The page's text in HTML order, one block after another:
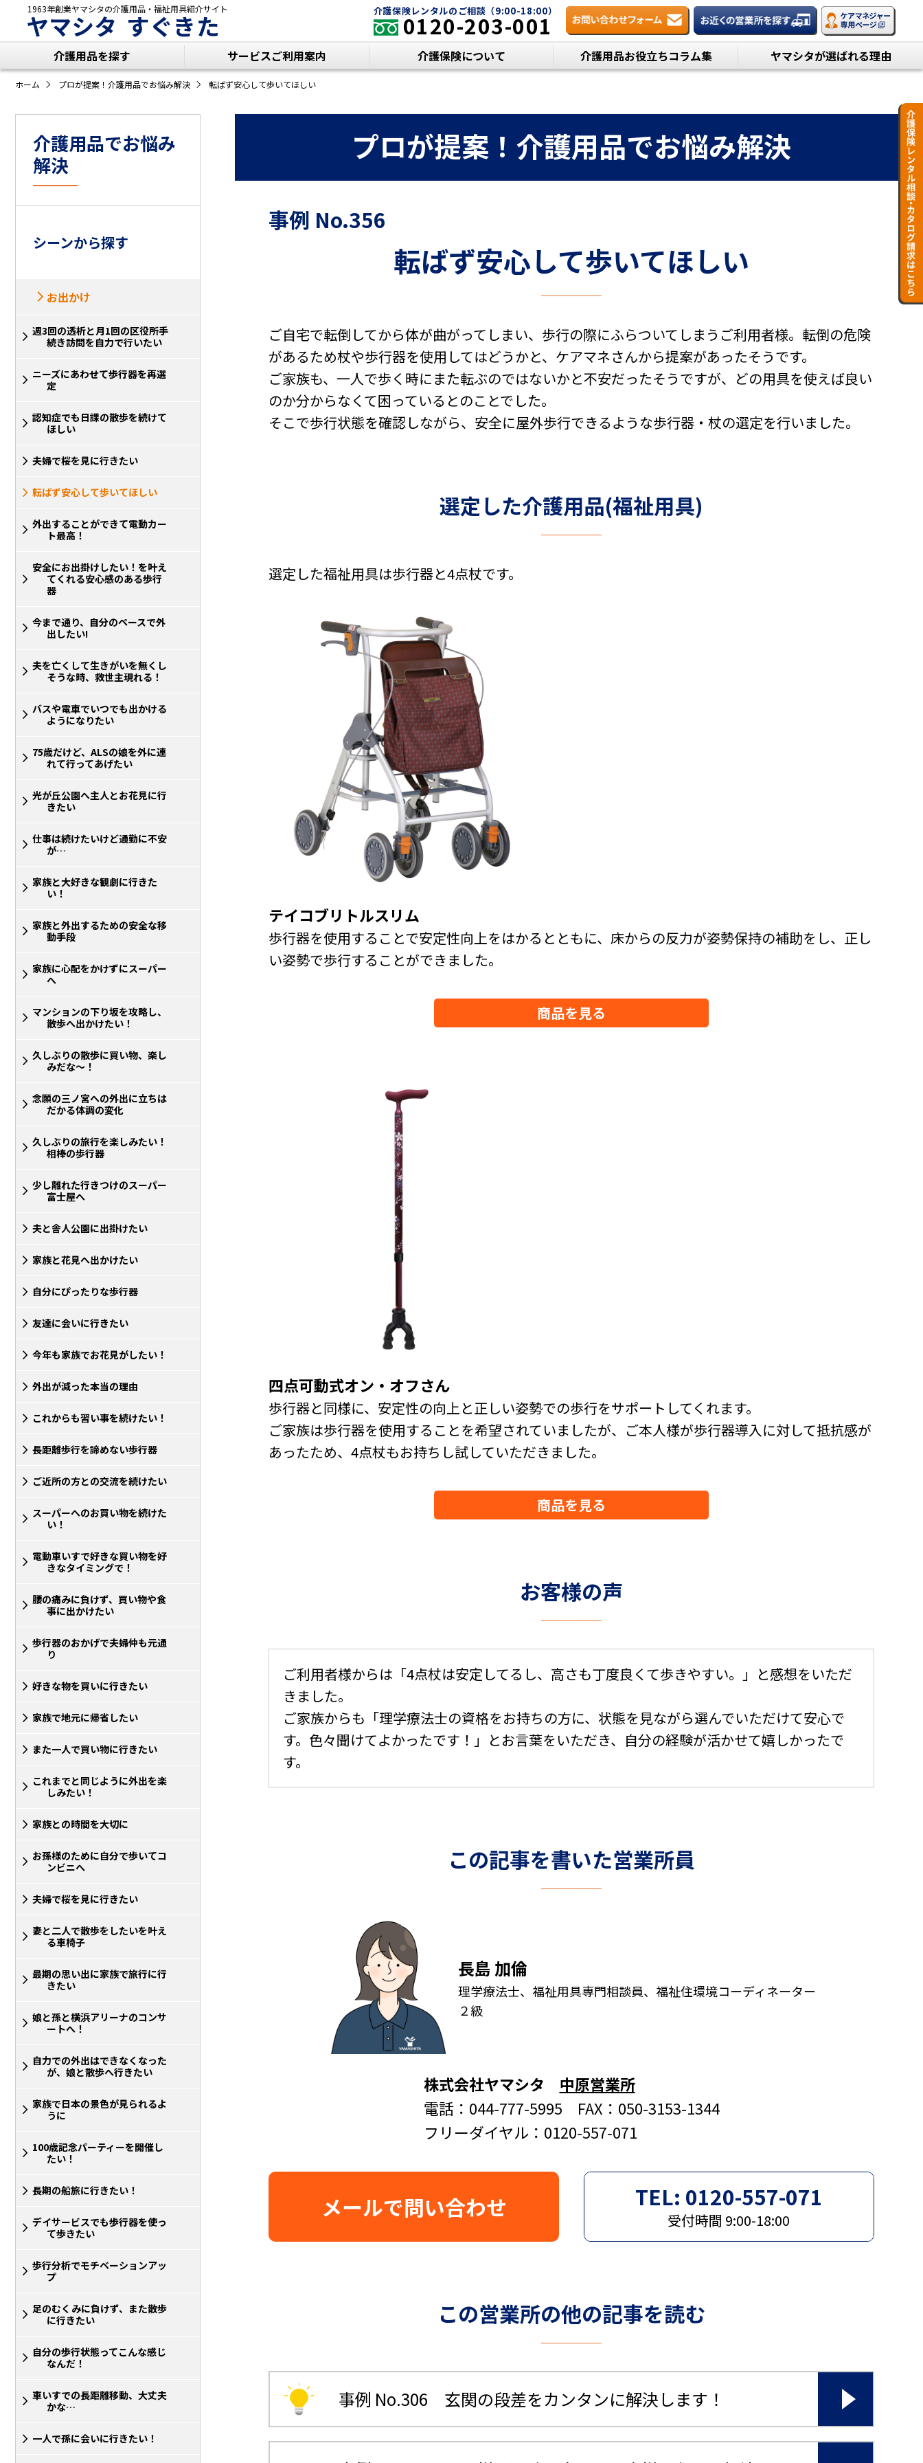
1963年創業ヤマシタの介護用品・福祉用具紹介サイト
ヤマシタ すぐきた 介護保険レンタルのご相談（9:00-18:00）
0120-203-001
介護用品を探す サービスご利用案内 介護保険について 介護用品お役立ちコラム集 ヤマシタが選ばれる理由
ホーム プロが提案！介護用品でお悩み解決 転ばず安心して歩いてほしい
介護用品でお悩み
解決
シーンから探す
お出かけ
週3回の透析と月1回の区役所手
続き訪問を自力で行いたい
ニーズにあわせて歩行器を再選
定
認知症でも日課の散歩を続けて
ほしい
夫婦で桜を見に行きたい
転ばず安心して歩いてほしい
外出することができて電動カー
ト最高！
安全にお出掛けしたい！を叶え
てくれる安心感のある歩行
器
今まで通り、自分のペースで外
出したい!
夫を亡くして生きがいを無くし
そうな時、救世主現れる！
バスや電車でいつでも出かける
ようになりたい
75歳だけど、ALSの娘を外に連
れて行ってあげたい
光が丘公園へ主人とお花見に行
きたい
仕事は続けたいけど通勤に不安
が…
家族と大好きな観劇に行きた
い！
家族と外出するための安全な移
動手段
家族に心配をかけずにスーパー
へ
マンションの下り坂を攻略し、
散歩へ出かけたい！
久しぶりの散歩に買い物、楽し
みだな～！
念願の三ノ宮への外出に立ちは
だかる体調の変化
久しぶりの旅行を楽しみたい！
相棒の歩行器
少し離れた行きつけのスーパー
富士屋へ
夫と舎人公園に出掛けたい
家族と花見へ出かけたい
自分にぴったりな歩行器
友達に会いに行きたい
今年も家族でお花見がしたい！
外出が減った本当の理由
これからも習い事を続けたい！
長距離歩行を諦めない歩行器
ご近所の方との交流を続けたい
スーパーへのお買い物を続けた
い！
電動車いすで好きな買い物を好
きなタイミングで！
腰の痛みに負けず、買い物や食
事に出かけたい
歩行器のおかげで夫婦仲も元通
り
好きな物を買いに行きたい
家族で地元に帰省したい
また一人で買い物に行きたい
これまでと同じように外出を楽
しみたい！
家族との時間を大切に
お孫様のために自分で歩いてコ
ンビニへ
夫婦で桜を見に行きたい
妻と二人で散歩をしたいを叶え
る車椅子
最期の思い出に家族で旅行に行
きたい
娘と孫と横浜アリーナのコンサ
ートへ！
自力での外出はできなくなった
が、娘と散歩へ行きたい
家族で日本の景色が見られるよ
うに
100歳記念パーティーを開催し
たい！
長期の船旅に行きたい！
デイサービスでも歩行器を使っ
て歩きたい
歩行分析でモチベーションアッ
プ
足のむくみに負けず、また散歩
に行きたい
自分の歩行状態ってこんな感じ
なんだ！
車いすでの長距離移動、大丈夫
かな…
一人で孫に会いに行きたい！
プロが提案！ 介護用品でお悩み解決
事例 No.356
転ばず安心して歩いてほしい
ご自宅で転倒してから体が曲がってしまい、歩行の際にふらついてしまうご利用者様。転倒の危険
があるため杖や歩行器を使用してはどうかと、ケアマネさんから提案があったそうです。
ご家族も、一人で歩く時にまた転ぶのではないかと不安だったそうですが、どの用具を使えば良い
のか分からなくて困っているとのことでした。
そこで歩行状態を確認しながら、安全に屋外歩行できるような歩行器・杖の選定を行いました。
選定した介護用品(福祉用具)
選定した福祉用具は歩行器と4点杖です。
テイコブリトルスリム
歩行器を使用することで安定性向上をはかるとともに、床からの反力が姿勢保持の補助をし、正し
い姿勢で歩行することができました。
商品を見る
四点可動式オン・オフさん
歩行器と同様に、安定性の向上と正しい姿勢での歩行をサポートしてくれます。
ご家族は歩行器を使用することを希望されていましたが、ご本人様が歩行器導入に対して抵抗感が
あったため、4点杖もお持ちし試していただきました。
商品を見る
お客様の声
ご利用者様からは「4点杖は安定してるし、高さも丁度良くて歩きやすい。」と感想をいただ
きました。
ご家族からも「理学療法士の資格をお持ちの方に、状態を見ながら選んでいただけて安心で
す。色々聞けてよかったです！」とお言葉をいただき、自分の経験が活かせて嬉しかったで
す。
この記事を書いた営業所員
長島 加倫
理学療法士、福祉用具専門相談員、福祉住環境コーディネーター
２級
株式会社ヤマシタ 中原営業所
電話：044-777-5995 FAX：050-3153-1344
フリーダイヤル：0120-557-071
メールで問い合わせ TEL: 0120-557-071
受付時間 9:00-18:00
この営業所の他の記事を読む
事例 No.306 玄関の段差をカンタンに解決します！